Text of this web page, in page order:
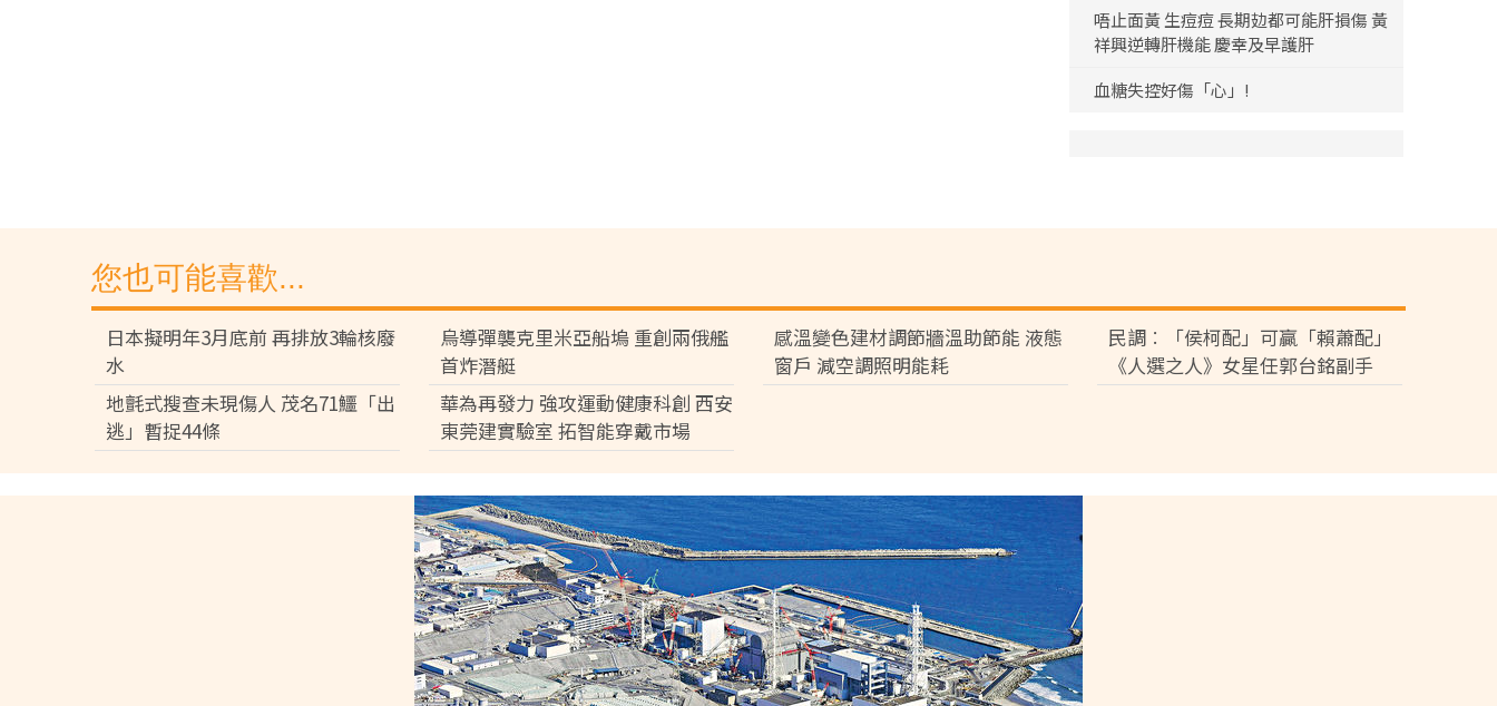
唔止面黃 生痘痘 長期攰都可能肝損傷 黃
祥興逆轉肝機能 慶幸及早護肝
血糖失控好傷「心」!
您也可能喜歡...
日本擬明年3月底前 再排放3輪核廢
水
烏導彈襲克里米亞船塢 重創兩俄艦
首炸潛艇
感溫變色建材調節牆溫助節能 液態
窗戶 減空調照明能耗
民調︰「侯柯配」可贏「賴蕭配」
《人選之人》女星任郭台銘副手
地氈式搜查未現傷人 茂名71鱷「出
逃」暫捉44條
華為再發力 強攻運動健康科創 西安
東莞建實驗室 拓智能穿戴市場